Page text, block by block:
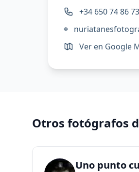
+34 650 74 86 73
Ver en Google
Otros fotógrafos
Uno punto